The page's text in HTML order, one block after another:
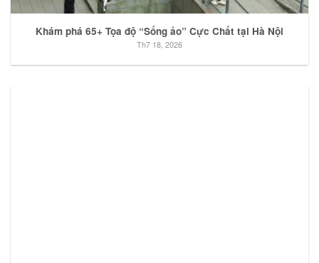
Khám phá 65+ Tọa độ “Sống ảo” Cực Chất tại Hà Nội
Th7 18, 2026